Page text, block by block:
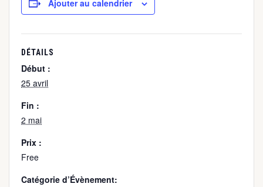
Ajouter au calendrier
DÉTAILS
Début :
25 avril
Fin :
2 mai
Prix :
Free
Catégorie d’Évènement: